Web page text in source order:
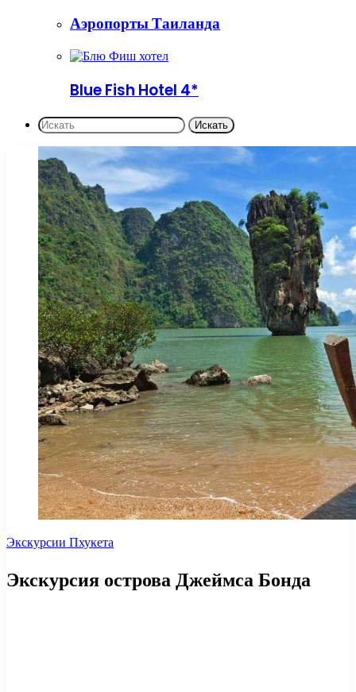
Аэропорты Таиланда
Blue Fish Hotel 4*
Искать
Экскурсии Пхукета
Экскурсия острова Джеймса Бонда